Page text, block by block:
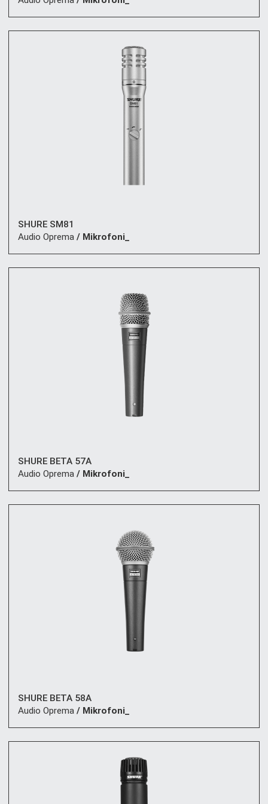
SHURE SM81
Audio Oprema / Mikrofoni_
SHURE BETA 57A
Audio Oprema / Mikrofoni_
SHURE BETA 58A
Audio Oprema / Mikrofoni_